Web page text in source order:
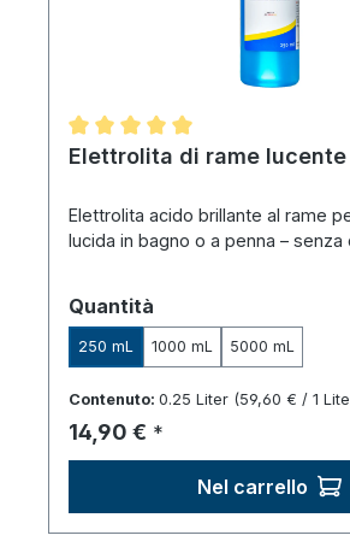
Valutazione media di 5 su 5
Elettrolita di rame
Elettrolita acido brillante al rame
lucida in bagno o a penna – senza
Seleziona
Quantità
250 mL 1000 mL 5000 mL
Contenuto: 0.25 Liter (59,60 € / 1
Prezzo normale:
14,90 € *
Nel carrello